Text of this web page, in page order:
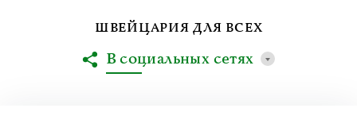
ШВЕЙЦАРИЯ ДЛЯ ВСЕХ
В социальных сетях